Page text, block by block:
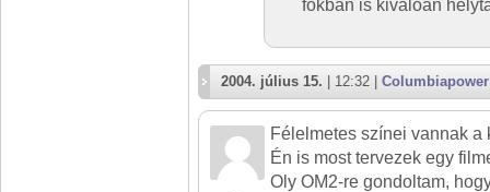
fokban is kiválóan
2004. július 15. | 12:32 | Columbiapower
Félelmetes színei vannak a
Én is most tervezek egy
Oly OM2-re gondoltam,